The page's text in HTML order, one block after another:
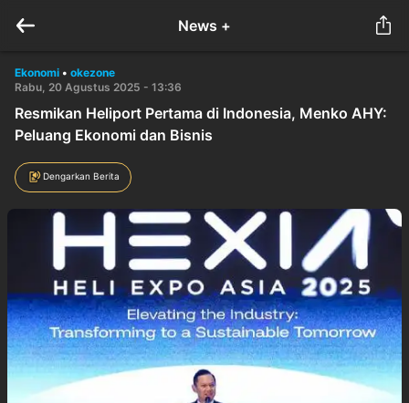
News +
Ekonomi • okezone
Rabu, 20 Agustus 2025 - 13:36
Resmikan Heliport Pertama di Indonesia, Menko AHY:
Peluang Ekonomi dan Bisnis
Dengarkan Berita